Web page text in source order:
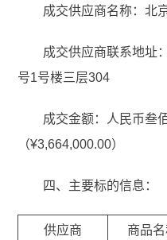
成交供应商名称：北
成交供应商联系地址
号1号楼三层304
成交金额：人民币叁
（¥3,664,000.00）
四、主要标的信息：
供应商 商品